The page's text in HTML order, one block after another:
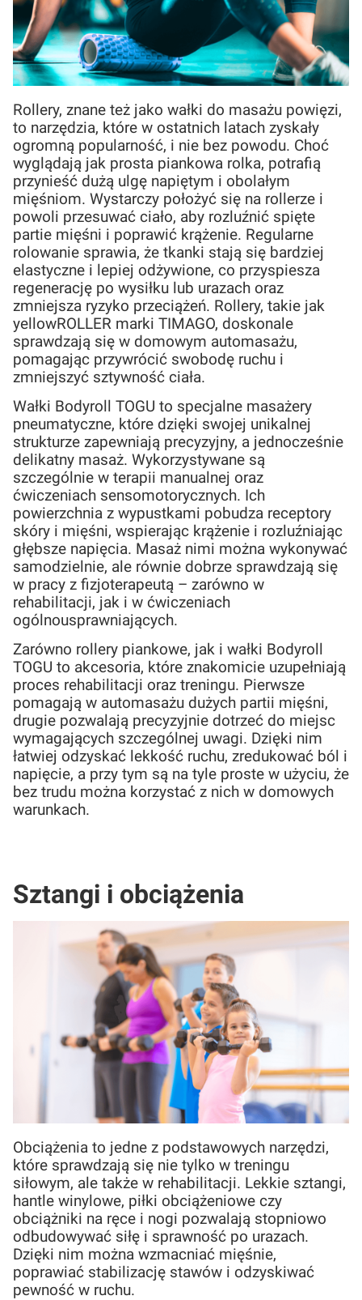
Rollery, znane też jako wałki do masażu powięzi,
to narzędzia, które w ostatnich latach zyskały
ogromną popularność, i nie bez powodu. Choć
wyglądają jak prosta piankowa rolka, potrafią
przynieść dużą ulgę napiętym i obolałym
mięśniom. Wystarczy położyć się na rollerze i
powoli przesuwać ciało, aby rozluźnić spięte
partie mięśni i poprawić krążenie. Regularne
rolowanie sprawia, że tkanki stają się bardziej
elastyczne i lepiej odżywione, co przyspiesza
regenerację po wysiłku lub urazach oraz
zmniejsza ryzyko przeciążeń. Rollery, takie jak
yellowROLLER marki TIMAGO, doskonale
sprawdzają się w domowym automasażu,
pomagając przywrócić swobodę ruchu i
zmniejszyć sztywność ciała.
Wałki Bodyroll TOGU to specjalne masażery
pneumatyczne, które dzięki swojej unikalnej
strukturze zapewniają precyzyjny, a jednocześnie
delikatny masaż. Wykorzystywane są
szczególnie w terapii manualnej oraz
ćwiczeniach sensomotorycznych. Ich
powierzchnia z wypustkami pobudza receptory
skóry i mięśni, wspierając krążenie i rozluźniając
głębsze napięcia. Masaż nimi można wykonywać
samodzielnie, ale równie dobrze sprawdzają się
w pracy z fizjoterapeutą – zarówno w
rehabilitacji, jak i w ćwiczeniach
ogólnousprawniających.
Zarówno rollery piankowe, jak i wałki Bodyroll
TOGU to akcesoria, które znakomicie uzupełniają
proces rehabilitacji oraz treningu. Pierwsze
pomagają w automasażu dużych partii mięśni,
drugie pozwalają precyzyjnie dotrzeć do miejsc
wymagających szczególnej uwagi. Dzięki nim
łatwiej odzyskać lekkość ruchu, zredukować ból i
napięcie, a przy tym są na tyle proste w użyciu, że
bez trudu można korzystać z nich w domowych
warunkach.
Sztangi i obciążenia
Obciążenia to jedne z podstawowych narzędzi,
które sprawdzają się nie tylko w treningu
siłowym, ale także w rehabilitacji. Lekkie sztangi,
hantle winylowe, piłki obciążeniowe czy
obciążniki na ręce i nogi pozwalają stopniowo
odbudowywać siłę i sprawność po urazach.
Dzięki nim można wzmacniać mięśnie,
poprawiać stabilizację stawów i odzyskiwać
pewność w ruchu.